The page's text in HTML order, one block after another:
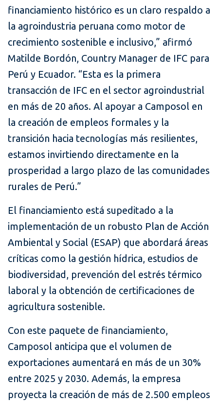
financiamiento histórico es un claro respaldo a
la agroindustria peruana como motor de
crecimiento sostenible e inclusivo,” afirmó
Matilde Bordón, Country Manager de IFC para
Perú y Ecuador. “Esta es la primera
transacción de IFC en el sector agroindustrial
en más de 20 años. Al apoyar a Camposol en
la creación de empleos formales y la
transición hacia tecnologías más resilientes,
estamos invirtiendo directamente en la
prosperidad a largo plazo de las comunidades
rurales de Perú.”
El financiamiento está supeditado a la
implementación de un robusto Plan de Acción
Ambiental y Social (ESAP) que abordará áreas
críticas como la gestión hídrica, estudios de
biodiversidad, prevención del estrés térmico
laboral y la obtención de certificaciones de
agricultura sostenible.
Con este paquete de financiamiento,
Camposol anticipa que el volumen de
exportaciones aumentará en más de un 30%
entre 2025 y 2030. Además, la empresa
proyecta la creación de más de 2.500 empleos